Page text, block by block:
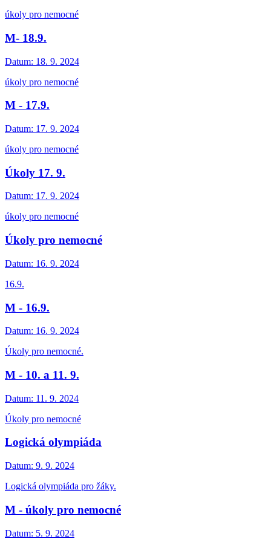
úkoly pro nemocné
M- 18.9.
Datum: 18. 9. 2024
úkoly pro nemocné
M - 17.9.
Datum: 17. 9. 2024
úkoly pro nemocné
Úkoly 17. 9.
Datum: 17. 9. 2024
úkoly pro nemocné
Úkoly pro nemocné
Datum: 16. 9. 2024
16.9.
M - 16.9.
Datum: 16. 9. 2024
Úkoly pro nemocné.
M - 10. a 11. 9.
Datum: 11. 9. 2024
Úkoly pro nemocné
Logická olympiáda
Datum: 9. 9. 2024
Logická olympiáda pro žáky.
M - úkoly pro nemocné
Datum: 5. 9. 2024